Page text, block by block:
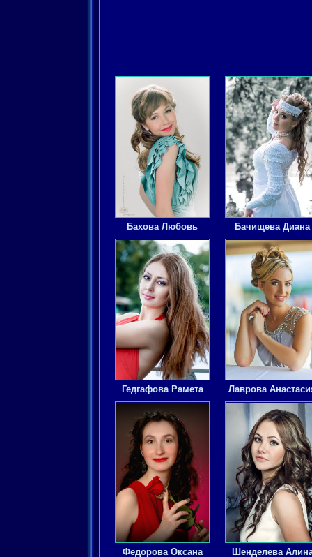
Бахова Любовь Бачищева Диана
Гедгафова Рамета Лаврова
Федорова Оксана Шенделева